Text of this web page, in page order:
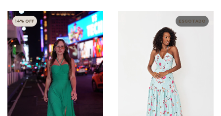
14% OFF ESGOTADO